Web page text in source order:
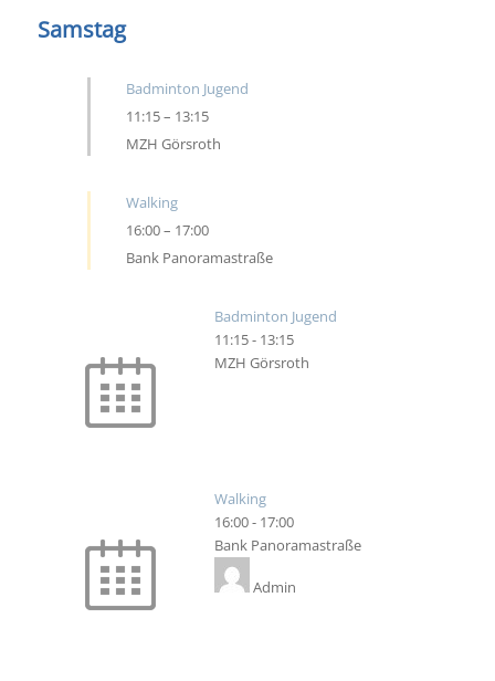
Samstag
Badminton Jugend
11:15– 13:15
MZH Görsroth
Walking
16:00– 17:00
Bank Panoramastraße
Badminton Jugend
11:15- 13:15
MZH Görsroth
Walking
16:00- 17:00
Bank Panoramastraße
Admin